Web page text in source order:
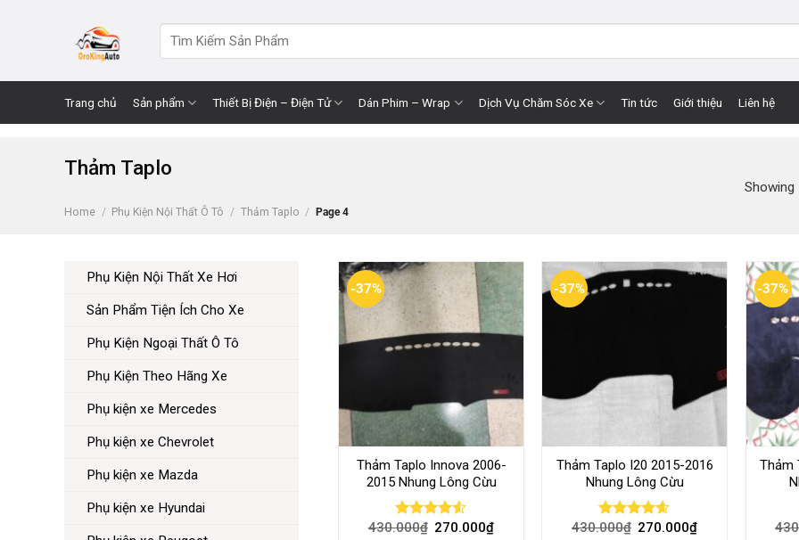
for:
Trang chủ Sản phẩm Thiết Bị Điện – Điện Tử Dán Phim – Wrap Dịch Vụ Chăm Sóc Xe Tin tức Giới thiệu Liên hệ
Thảm Taplo
Home / Phụ Kiện Nội Thất Ô Tô / Thảm Taplo / Page 4
Phụ Kiện Nội Thất Xe Hơi
Sản Phẩm Tiện Ích Cho Xe
Phụ Kiện Ngoại Thất Ô Tô
Phụ Kiện Theo Hãng Xe
Phụ kiện xe Mercedes
Phụ kiện xe Chevrolet
Phụ kiện xe Mazda
Phụ kiện xe Hyundai
-37%
Thảm Taplo Innova 2006-
2015 Nhung Lông Cừu
Rated
430.000₫ 270.000₫
-37%
Thảm Taplo I20 2015-2016
Nhung Lông Cừu
Rated4.58
430.000₫ 270.000₫
-37%
Thảm